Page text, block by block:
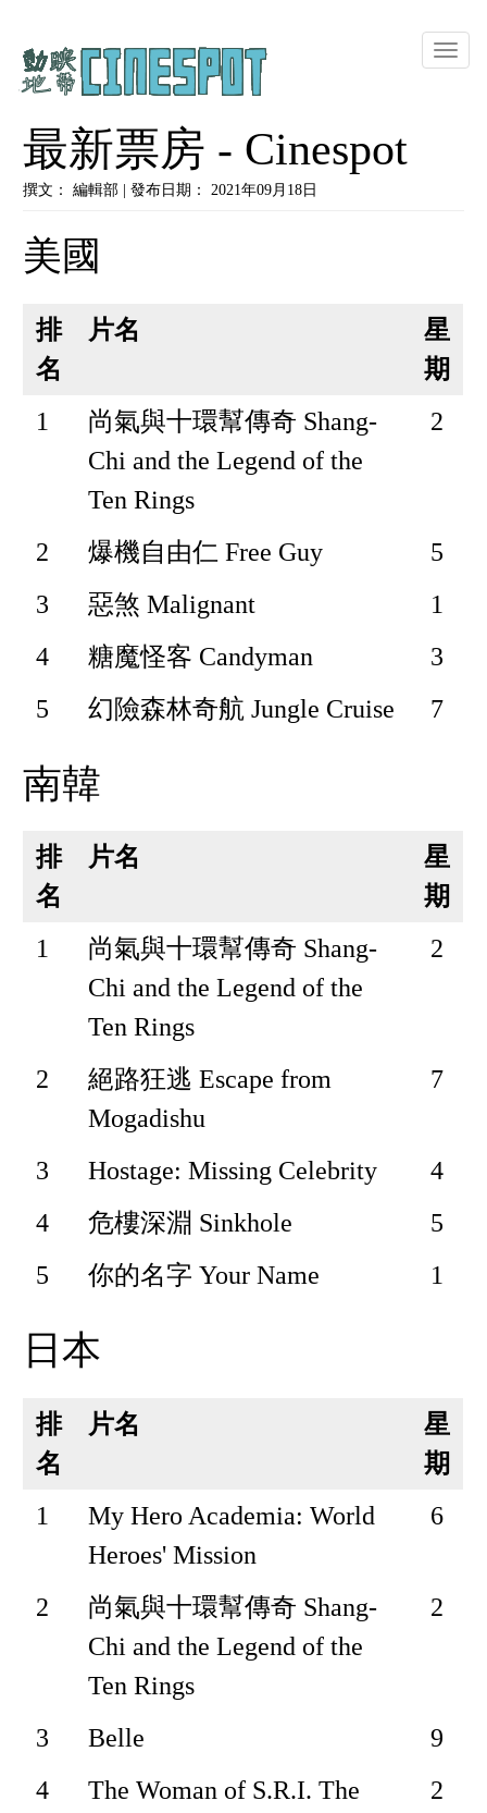
Toggle
最新票房 - Cinespot
撰文： 編輯部 | 發布日期： 2021年09月18日
美國
排
名
片名
星
期
1
尚氣與十環幫傳奇 Shang-
Chi and the Legend of the
Ten Rings
2
2 爆機自由仁 Free Guy
5
3
惡煞 Malignant
1
4
糖魔怪客 Candyman
3
5
幻險森林奇航 Jungle Cruise 7
南韓
排
名
片名
星
期
1
尚氣與十環幫傳奇 Shang-
Chi and the Legend of the
Ten Rings
2
2
絕路狂逃 Escape from
Mogadishu
7
3 Hostage: Missing Celebrity
4
4
危樓深淵 Sinkhole
5
5
你的名字 Your Name 1
日本
排
名
片名
星
期
1
My Hero Academia: World
Heroes' Mission
6
2
尚氣與十環幫傳奇 Shang-
Chi and the Legend of the
Ten Rings
2
3 Belle
9
4
The Woman of S.R.I. The
2